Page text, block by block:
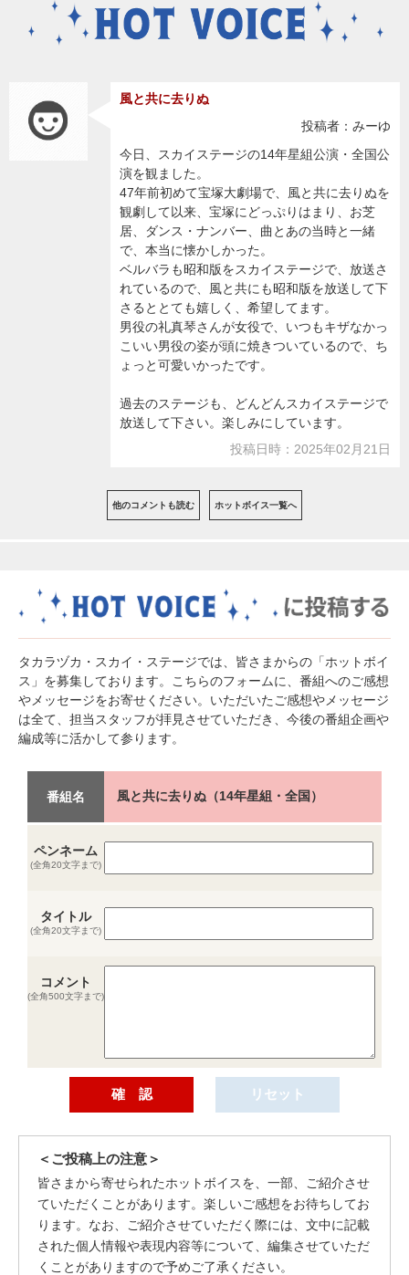
風と共に去りぬ
投稿者：みーゆ
今日、スカイステージの14年星組公演・全国公
演を観ました。
47年前初めて宝塚大劇場で、風と共に去りぬを
観劇して以来、宝塚にどっぷりはまり、お芝
居、ダンス・ナンバー、曲とあの当時と一緒
で、本当に懐かしかった。
ベルバラも昭和版をスカイステージで、放送さ
れているので、風と共にも昭和版を放送して下
さるととても嬉しく、希望してます。
男役の礼真琴さんが女役で、いつもキザなかっ
こいい男役の姿が頭に焼きついているので、ち
ょっと可愛いかったです。
過去のステージも、どんどんスカイステージで
放送して下さい。楽しみにしています。
投稿日時：2025年02月21日
他のコメントも読む ホットボイス一覧へ
タカラヅカ・スカイ・ステージでは、皆さまからの「ホットボイ
ス」を募集しております。こちらのフォームに、番組へのご感想
やメッセージをお寄せください。いただいたご感想やメッセージ
は全て、担当スタッフが拝見させていただき、今後の番組企画や
編成等に活かして参ります。
番組名 風と共に去りぬ（14年星組・全国）
ペンネーム
(全角20文字まで)
タイトル
(全角20文字まで)
コメント
(全角500文字まで)
＜ご投稿上の注意＞
皆さまから寄せられたホットボイスを、一部、ご紹介させ
ていただくことがあります。楽しいご感想をお待ちしてお
ります。なお、ご紹介させていただく際には、文中に記載
された個人情報や表現内容等について、編集させていただ
くことがありますので予めご了承ください。